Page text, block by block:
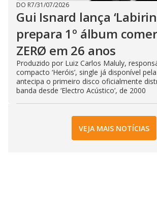
DO R7/31/07/2026
Gui Isnard lança
prepara 1º álbum
ZERØ em 26 anos
Produzido por Luiz Carlos Maluly,
compacto ‘Heróis’, single já disponível
antecipa o primeiro disco oficialmente
banda desde ‘Electro Acústico’, de 2000
VEJA MAIS NOTÍCIAS